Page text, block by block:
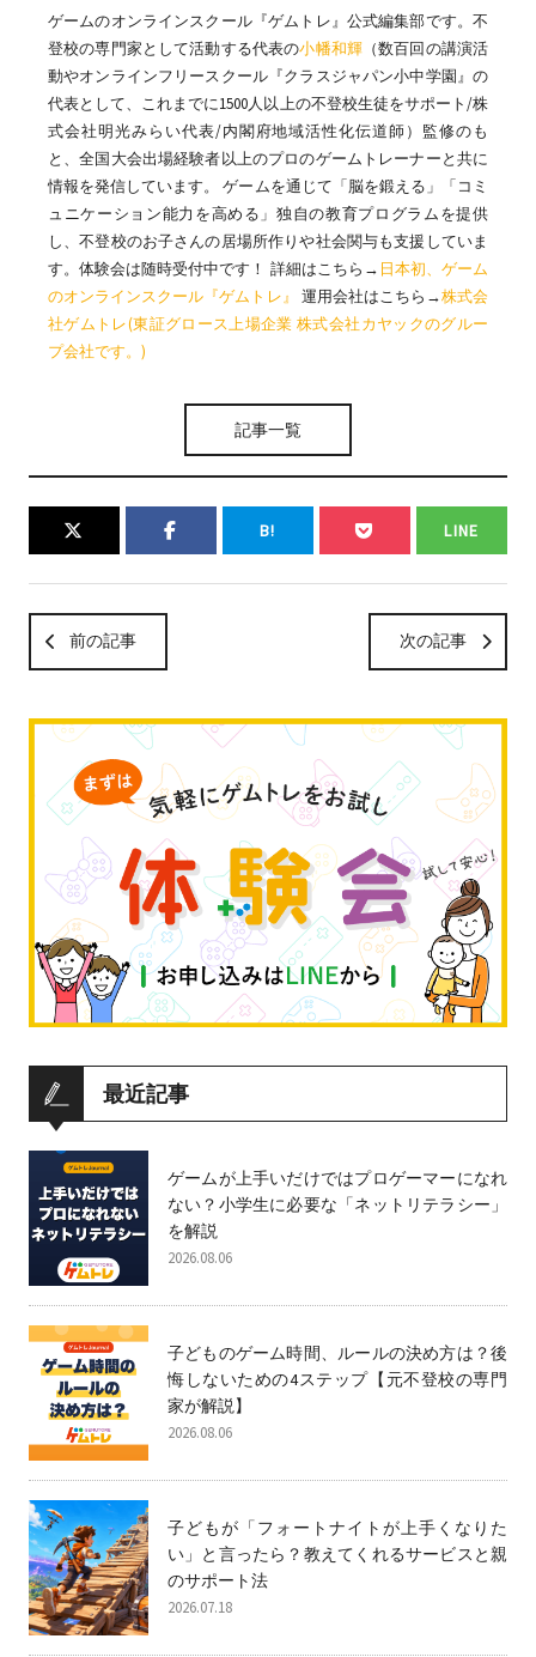
ゲームのオンラインスクール『ゲムトレ』公式編集部です。不
登校の専門家として活動する代表の小幡和輝（数百回の講演活
動やオンラインフリースクール『クラスジャパン小中学園』の
代表として、これまでに1500人以上の不登校生徒をサポート/株
式会社明光みらい代表/内閣府地域活性化伝道師）監修のも
と、全国大会出場経験者以上のプロのゲームトレーナーと共に
情報を発信しています。 ゲームを通じて「脳を鍛える」「コミ
ュニケーション能力を高める」独自の教育プログラムを提供
し、不登校のお子さんの居場所作りや社会関与も支援していま
す。体験会は随時受付中です！ 詳細はこちら→ 日本初、ゲーム
のオンラインスクール『ゲムトレ』
運用会社はこちら→株式会
社ゲムトレ(東証グロース上場企業 株式会社カヤックのグルー
プ会社です。)
記事一覧
B! LINE
前の記事 次の記事
最近記事
ゲームが上手いだけではプロゲーマーになれ
ない？小学生に必要な「ネットリテラシー」
を解説
2026.08.06
子どものゲーム時間、ルールの決め方は？後
悔しないための4ステップ【元不登校の専門
家が解説】
2026.08.06
子どもが「フォートナイトが上手くなりた
い」と言ったら？教えてくれるサービスと親
のサポート法
2026.07.18